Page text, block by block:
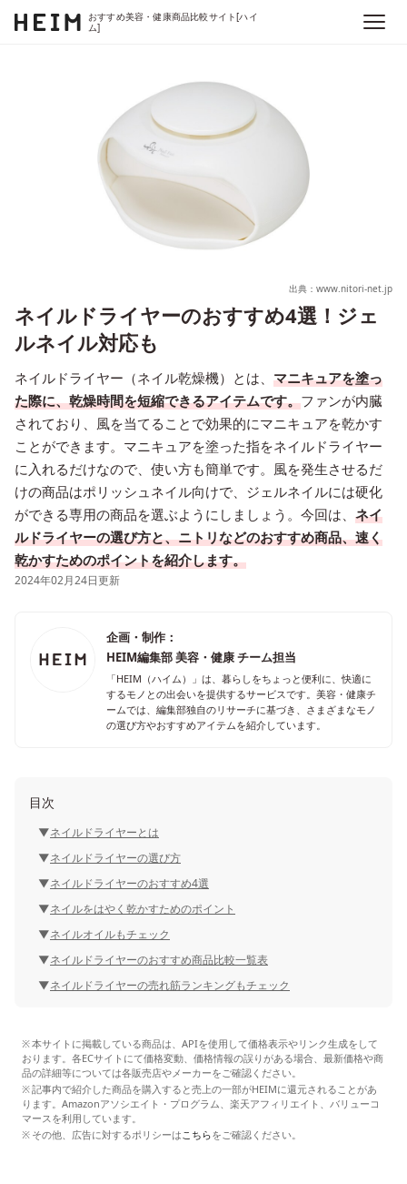
おすすめ美容・健康商品比較サイト[ハイ
ム]
出典：www.nitori-net.jp
ネイルドライヤーのおすすめ4選！ジェ
ルネイル対応も
ネイルドライヤー（ネイル乾燥機）とは、 マニキュアを塗っ
た際に、乾燥時間を短縮できるアイテムです。ファンが内臓
されており、風を当てることで効果的にマニキュアを乾かす
ことができます。マニキュアを塗った指をネイルドライヤー
に入れるだけなので、使い方も簡単です。風を発生させるだ
けの商品はポリッシュネイル向けで、ジェルネイルには硬化
ができる専用の商品を選ぶようにしましょう。今回は、 ネイ
ルドライヤーの選び方と、ニトリなどのおすすめ商品、速く
乾かすためのポイントを紹介します。
2024年02月24日更新
企画・制作：
HEIM編集部 美容・健康 チーム担当
「HEIM（ハイム）」は、暮らしをちょっと便利に、快適に
するモノとの出会いを提供するサービスです。美容・健康チ
ームでは、編集部独自のリサーチに基づき、さまざまなモノ
の選び方やおすすめアイテムを紹介しています。
目次
ネイルドライヤーとは
ネイルドライヤーの選び方
ネイルドライヤーのおすすめ4選
ネイルをはやく乾かすためのポイント
ネイルオイルもチェック
ネイルドライヤーのおすすめ商品比較一覧表
ネイルドライヤーの売れ筋ランキングもチェック
本サイトに掲載している商品は、APIを使用して価格表示やリンク生成をして
おります。各ECサイトにて価格変動、価格情報の誤りがある場合、最新価格や商
品の詳細等については各販売店やメーカーをご確認ください。
記事内で紹介した商品を購入すると売上の一部がHEIMに還元されることがあ
ります。Amazonアソシエイト・プログラム、楽天アフィリエイト、バリューコ
マースを利用しています。
その他、広告に対するポリシーはこちらをご確認ください。